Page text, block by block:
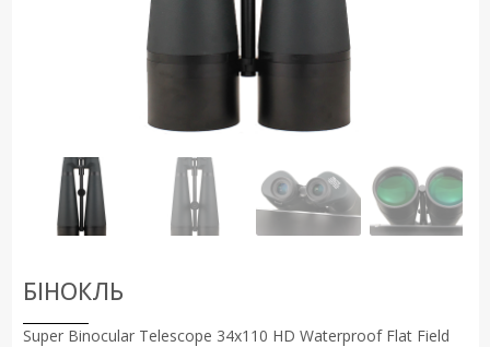
БІНОКЛЬ
Super Binocular Telescope 34x110 HD Waterproof Flat Field